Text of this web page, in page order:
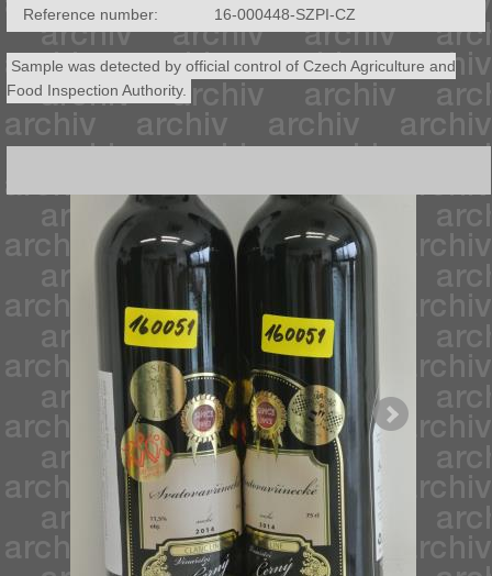
Reference number: 16-000448-SZPI-CZ
Sample was detected by official control of Czech Agriculture and
Food Inspection Authority.